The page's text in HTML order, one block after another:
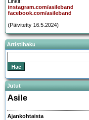
Linkit:
instagram.com/asileband
facebook.com/asileband
(Päivitetty 16.5.2024)
Artistihaku
Jutut
Asile
Ajankohtaista